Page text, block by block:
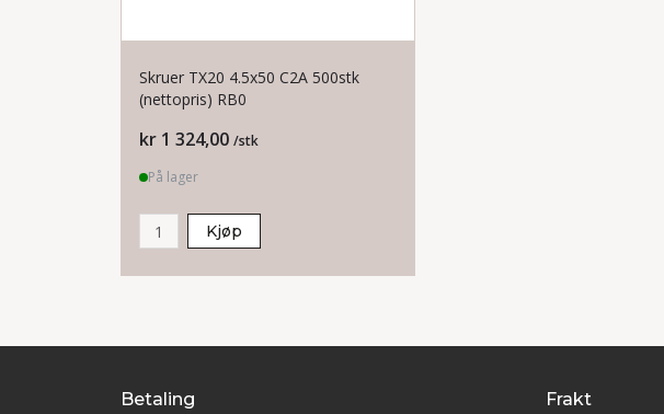
Skruer TX20 4.5x50 C2A 500stk
(nettopris) RB0
Pris
kr 1 324,00 /stk
På lager
Kjøp
Betaling Frakt